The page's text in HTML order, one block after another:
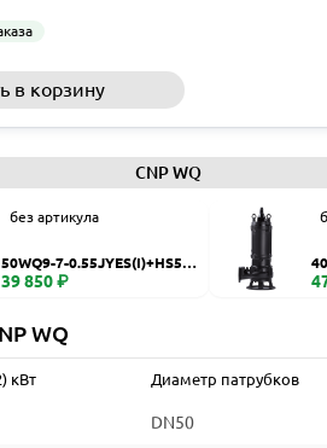
в корзину
CNP WQ
без артикула
50WQ9-7-0.55JYES(I)+HS50
WQ
39 850 ₽
WQ
кВт Диаметр патрубков
DN50